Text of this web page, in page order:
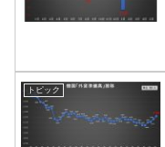
トピック